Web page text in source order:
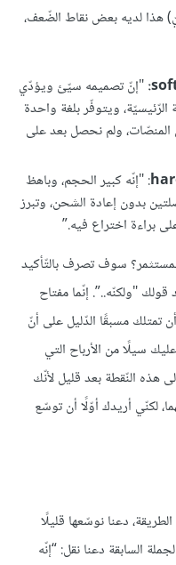
هذا لديه بعض نقاط الضّعف،
"إنّ تصميمه سيّئ ويؤدّي
ويتوفّر بلغة واحدة
ولم نحصل بعد على
: "إنّه كبير الحجم، وباهظ
بدون إعادة الشحن، وتبرز
براءة اختراع فيه.”
سوف تصرف بالتّأكيد
"ولكنّه..”. إنّما مفتاح
مسبقًا الدّليل على أنّ
سيلًا من الأرباح التي
النّقطة بعد قليل لأنّك
لكنّي أريدك أوّلًا أن توسّع
دعنا نوسّعها قليلًا
السابقة دعنا نقل: “إنّه